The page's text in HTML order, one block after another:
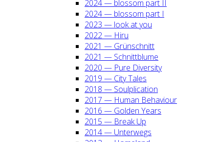
2024 — blos­som part II
2024 — blos­som part I
2023 — look at you
2022 — Hiru
2021 — Grün­schnitt
2021 — Schnitt­blu­me
2020 — Pure Diver­si­ty
2019 — City Tales
2018 — Soul­pli­ca­ti­on
2017 — Human Beha­viour
2016 — Gol­den Years
2015 — Break Up
2014 — Unter­wegs